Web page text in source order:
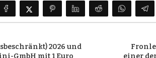
2026 und
GmbH mit 1 Euro
einer